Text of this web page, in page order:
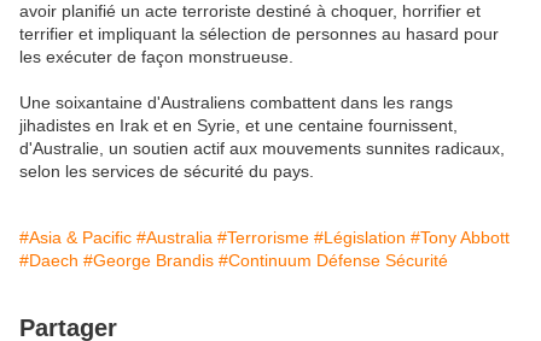
avoir planifié un acte terroriste destiné à choquer, horrifier et
terrifier et impliquant la sélection de personnes au hasard pour
les exécuter de façon monstrueuse.
Une soixantaine d'Australiens combattent dans les rangs
jihadistes en Irak et en Syrie, et une centaine fournissent,
d'Australie, un soutien actif aux mouvements sunnites radicaux,
selon les services de sécurité du pays.
#Asia & Pacific #Australia #Terrorisme #Législation #Tony Abbott
#Daech #George Brandis #Continuum Défense Sécurité
Partager